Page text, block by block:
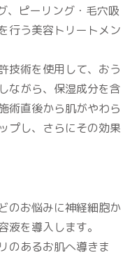
、ピーリング・毛穴吸
行う美容トリートメン
技術を使用して、おう
ながら、保湿成分を含
術直後から肌がやわら
プし、さらにその効果
のお悩みに神経細胞か
液を導入します。
のあるお肌へ導きま